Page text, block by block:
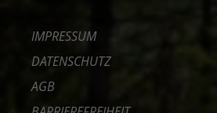
IMPRESSUM
DATENSCHUTZ
AGB